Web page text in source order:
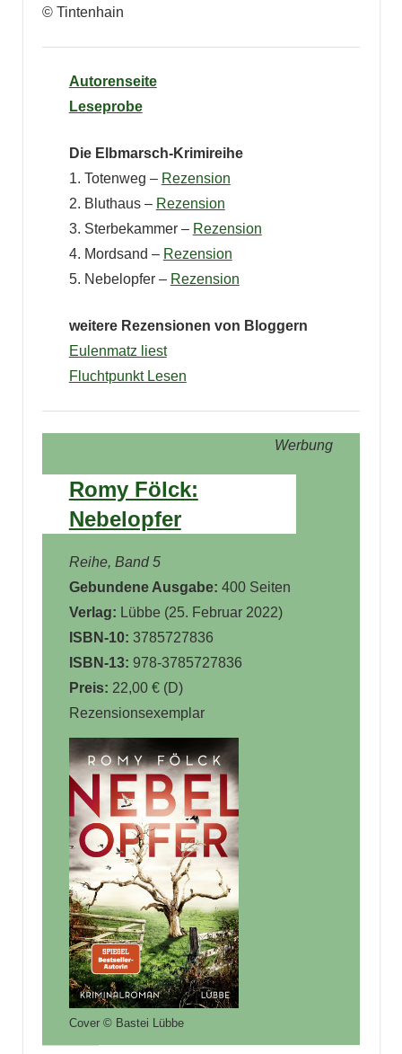
© Tintenhain
Autorenseite
Leseprobe
Die Elbmarsch-Krimireihe
1. Totenweg – Rezension
2. Bluthaus – Rezension
3. Sterbekammer – Rezension
4. Mordsand – Rezension
5. Nebelopfer – Rezension
weitere Rezensionen von Bloggern
Eulenmatz liest
Fluchtpunkt Lesen
Werbung
Romy Fölck:
Nebelopfer
Reihe, Band 5
Gebundene Ausgabe: 400 Seiten
Verlag: Lübbe (25. Februar 2022)
ISBN-10: 3785727836
ISBN-13: 978-3785727836
Preis: 22,00 € (D)
Rezensionsexemplar
Cover © Bastei Lübbe